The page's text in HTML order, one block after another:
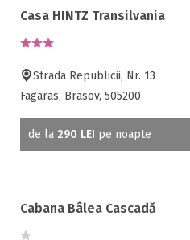
Casa HINTZ Transilvania
Strada Republicii, Nr. 13
Fagaras, Brasov, 505200
de la 290 LEI pe noapte
Cabana Bâlea Cascadă